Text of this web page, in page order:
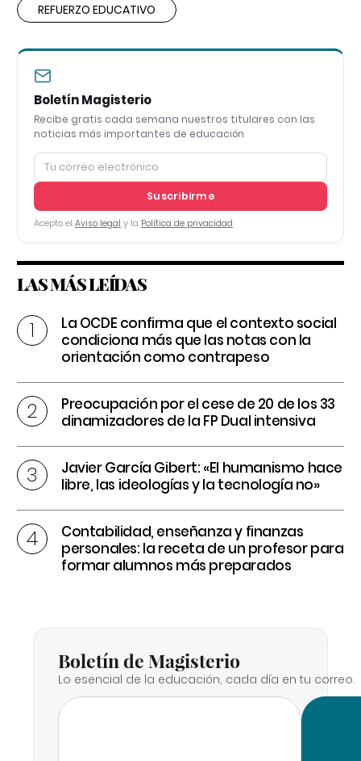
REFUERZO EDUCATIVO
Boletín Magisterio
Recibe gratis cada semana nuestros titulares con las
noticias más importantes de educación
Suscribirme
Acepto el Aviso legal y la Política de privacidad
LAS MÁS LEÍDAS
La OCDE confirma que el contexto social
condiciona más que las notas con la
orientación como contrapeso
Preocupación por el cese de 20 de los 33
dinamizadores de la FP Dual intensiva
Javier García Gibert: «El humanismo hace
libre, las ideologías y la tecnología no»
Contabilidad, enseñanza y finanzas
personales: la receta de un profesor para
formar alumnos más preparados
Boletín de Magisterio
Lo esencial de la educación, cada día en tu correo.